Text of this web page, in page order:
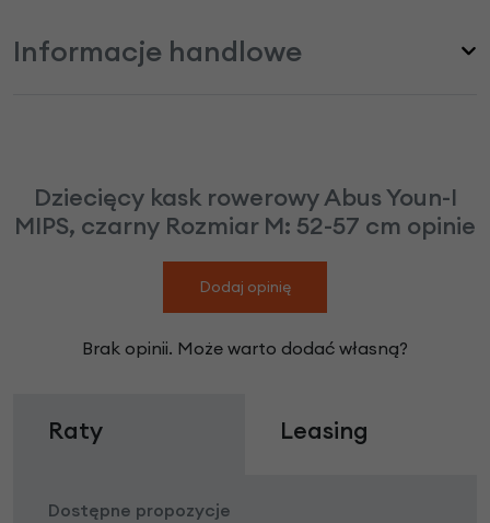
Informacje handlowe
Dziecięcy kask rowerowy Abus Youn-I
MIPS, czarny Rozmiar M: 52-57 cm opinie
Dodaj opinię
Brak opinii. Może warto dodać własną?
Raty Leasing
Dostępne propozycje